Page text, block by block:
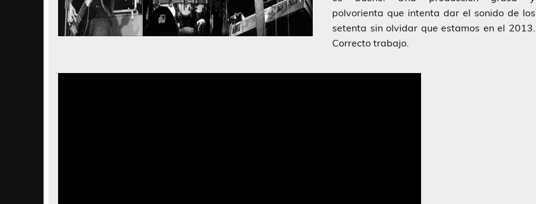
polvorienta que intenta dar el sonido de los
setenta sin olvidar que estamos en el 2013.
Correcto trabajo.